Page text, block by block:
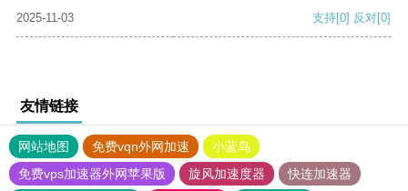
2025-11-03 支持[0] 反对[0]
友情链接
网站地图 免费vqn外网加速
小蓝鸟
免费vps加速器外网苹果版
旋风加速度器
快连加速器